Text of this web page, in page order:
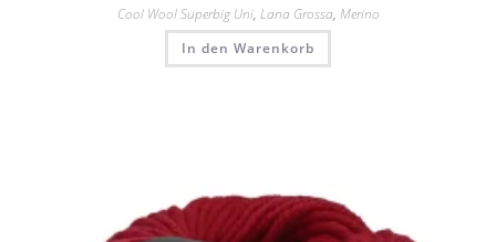
Cool Wool Superbig Uni, Lana Grossa, Merino
In den Warenkorb